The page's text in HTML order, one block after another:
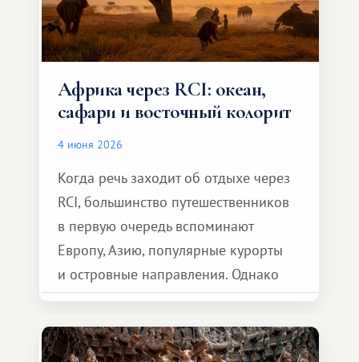
Африка через RCI: океан,
сафари и восточный колорит
4 июня 2026
Когда речь заходит об отдыхе через
RCI, большинство путешественников
в первую очередь вспоминают
Европу, Азию, популярные курорты
и островные направления. Однако
возможности обменной системы
значительно шире. Среди них есть
и Африка — континент, который